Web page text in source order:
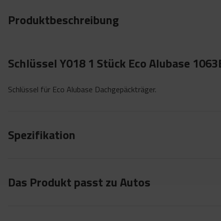
Produktbeschreibung
Schlüssel Y018 1 Stück Eco Alubase
Schlüssel für Eco Alubase Dachgepäckträger.
Spezifikation
Das Produkt passt zu Autos